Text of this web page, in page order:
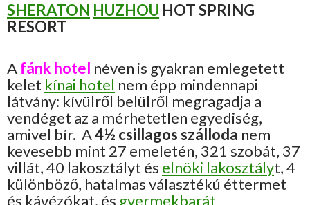
SHERATON HUZHOU HOT SPRING
RESORT
Afánk hotel néven is gyakran emlegetett
kelet kínai hotel nem épp mindennapi
látvány: kívülről belülről megragadja a
vendéget az a mérhetetlen egyediség,
amivel bír. A4½ csillagos szálloda nem
kevesebb mint 27 emeletén, 321 szobát, 37
villát, 40 lakosztályt és elnöki lakosztályt, 4
különböző, hatalmas választékú éttermet
és kávézókat, és gyermekbarát